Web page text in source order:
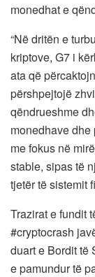
monedhat e
“Në dritën e
kriptove, G7 i
ata që
përshpejtojë
qëndrueshme
monedhave dhe
me fokus në
stable, sipas të
tjetër të sistemit
Trazirat e fundit
#cryptocrash
duart e Bordit të
e pamundur të